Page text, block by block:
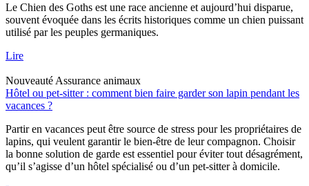
Le Chien des Goths est une race ancienne et aujourd’hui disparue,
souvent évoquée dans les écrits historiques comme un chien puissant
utilisé par les peuples germaniques.
Lire
Nouveauté Assurance animaux
Hôtel ou pet-sitter : comment bien faire garder son lapin pendant les
vacances ?
Partir en vacances peut être source de stress pour les propriétaires de
lapins, qui veulent garantir le bien-être de leur compagnon. Choisir
la bonne solution de garde est essentiel pour éviter tout désagrément,
qu’il s’agisse d’un hôtel spécialisé ou d’un pet-sitter à domicile.